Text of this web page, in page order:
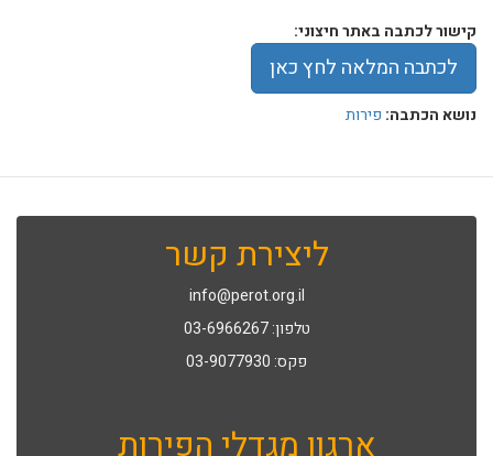
קישור לכתבה באתר חיצוני:
לכתבה המלאה לחץ כאן
נושא הכתבה: פירות
ליצירת קשר
info@perot.org.il
טלפון: 03-6966267
פקס: 03-9077930
ארגון מגדלי הפירות